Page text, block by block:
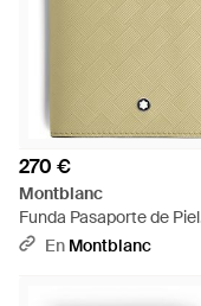
270 €
Montblanc
Funda Pasaporte de Piel
Extreme - Verde
En Montblanc